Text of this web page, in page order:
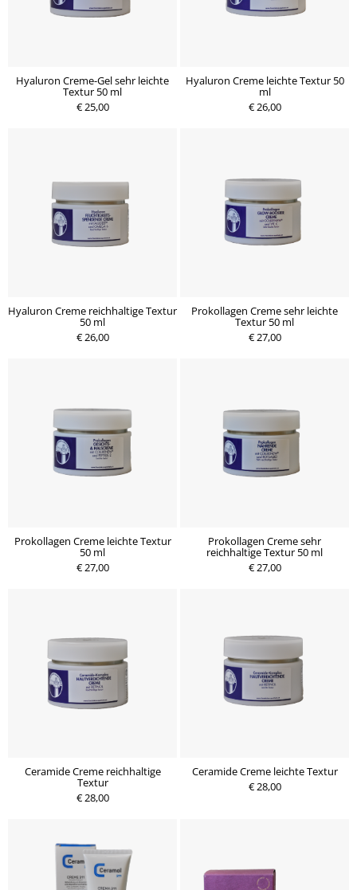
Hyaluron Creme-Gel sehr leichte
Textur 50 ml
€ 25,00
Hyaluron Creme leichte Textur 50
ml
€ 26,00
Hyaluron Creme reichhaltige Textur
50 ml
€ 26,00
Prokollagen Creme sehr leichte
Textur 50 ml
€ 27,00
Prokollagen Creme leichte Textur
50 ml
€ 27,00
Prokollagen Creme sehr
reichhaltige Textur 50 ml
€ 27,00
Ceramide Creme reichhaltige
Textur
€ 28,00
Ceramide Creme leichte Textur
€ 28,00